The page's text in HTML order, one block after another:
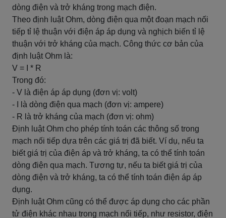
dòng điện và trở kháng trong mạch điện.
Theo định luật Ohm, dòng điện qua một đoạn mạch nối
tiếp tỉ lệ thuận với điện áp áp dụng và nghịch biến tỉ lệ
thuận với trở kháng của mạch. Công thức cơ bản của
định luật Ohm là:
V = I * R
Trong đó:
- V là điện áp áp dụng (đơn vị: volt)
- I là dòng điện qua mạch (đơn vị: ampere)
- R là trở kháng của mạch (đơn vị: ohm)
Định luật Ohm cho phép tính toán các thông số trong
mạch nối tiếp dựa trên các giá trị đã biết. Ví dụ, nếu ta
biết giá trị của điện áp và trở kháng, ta có thể tính toán
dòng điện qua mạch. Tương tự, nếu ta biết giá trị của
dòng điện và trở kháng, ta có thể tính toán điện áp áp
dụng.
Định luật Ohm cũng có thể được áp dụng cho các phần
tử điện khác nhau trong mạch nối tiếp, như resistor, điện